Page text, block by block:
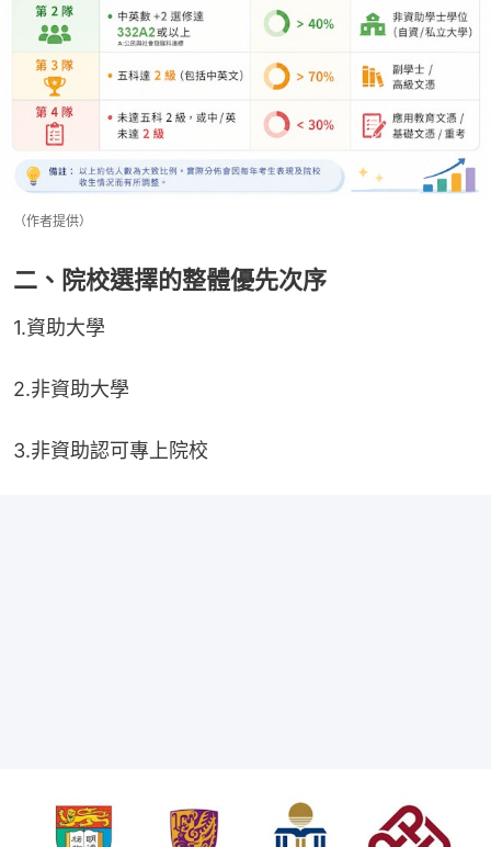
（作者提供）
二、院校選擇的整體優先次序
1.資助大學
2.非資助大學
3.非資助認可專上院校